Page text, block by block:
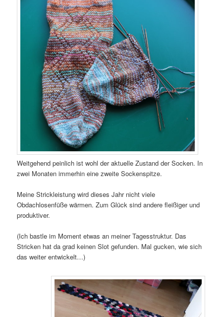
Weitgehend peinlich ist wohl der aktuelle Zustand der Socken. In
zwei Monaten immerhin eine zweite Sockenspitze.
Meine Strickleistung wird dieses Jahr nicht viele
Obdachlosenfüße wärmen. Zum Glück sind andere fleißiger und
produktiver.
(Ich bastle im Moment etwas an meiner Tagesstruktur. Das
Stricken hat da grad keinen Slot gefunden. Mal gucken, wie sich
das weiter entwickelt…)